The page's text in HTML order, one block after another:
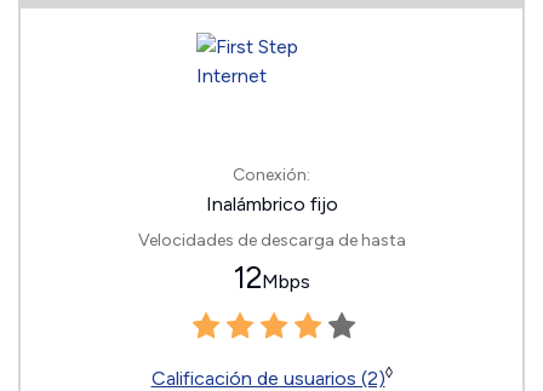
Conexión:
Inalámbrico fijo
Velocidades de descarga de hasta
12Mbps
Calificación de usuarios (2)◊